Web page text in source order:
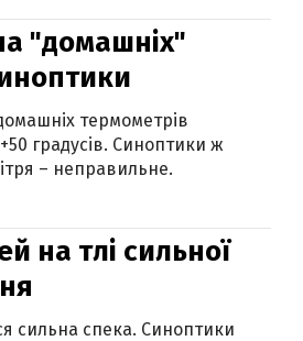
"домашніх"
термометрів
градусів. Синоптики ж
– неправильне.
на тлі сильної
сильна спека. Синоптики